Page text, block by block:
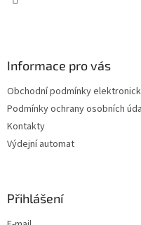
Informace pro vás
Obchodní podmínky
Podmínky ochrany osobních
Kontakty
Výdejní automat
Přihlášení